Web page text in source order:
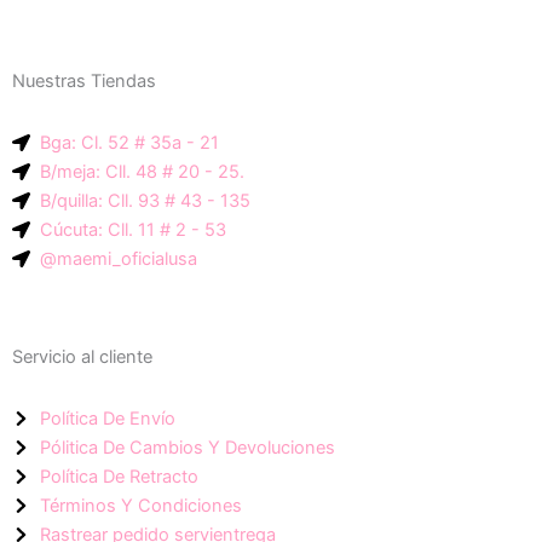
e
-
i
c
o
n
a
c
e
b
o
o
k
a
r
a
m
p
p
Nuestras Tiendas
Bga: Cl. 52 # 35a - 21
B/meja: Cll. 48 # 20 - 25.
B/quilla: Cll. 93 # 43 - 135
Cúcuta: Cll. 11 # 2 - 53
@maemi_oficialusa
Servicio al cliente
Política De Envío
Pólitica De Cambios Y Devoluciones
Política De Retracto
Términos Y Condiciones
Rastrear pedido servientrega